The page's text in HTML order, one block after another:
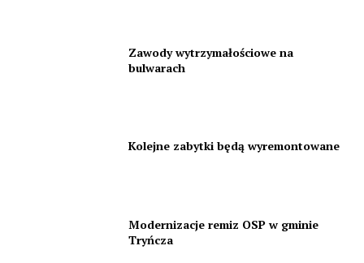
Zawody wytrzymałościowe na
bulwarach
Kolejne zabytki będą wyremontowane
Modernizacje remiz OSP w gminie
Tryńcza